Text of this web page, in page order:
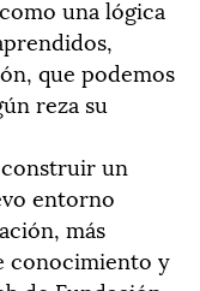
una lógica
que podemos
reza su
un
entorno
más
conocimiento y